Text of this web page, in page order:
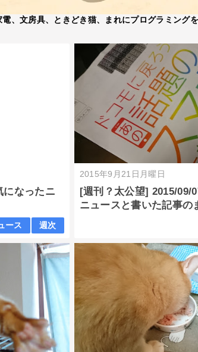
、文房具、ときどき猫、まれにプログラミング
になったニ
ース 週次
2015年9月21日月曜日
[週刊？太公望] 2015/09/
ニュースと書いた記事の